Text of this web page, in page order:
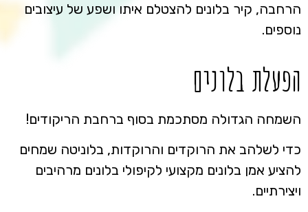
הרחבה, קיר בלונים להצטלם איתו ושפע של עיצובים
נוספים.
הפעלת בלונים
השמחה הגדולה מסתכמת בסוף ברחבת הריקודים!
כדי לשלהב את הרוקדים והרוקדות, בלוניטה שמחים
להציע אמן בלונים מקצועי לקיפולי בלונים מרהיבים
ויצירתיים.